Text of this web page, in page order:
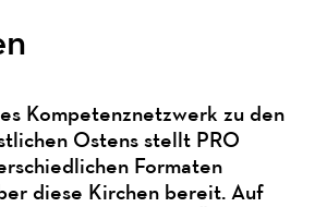
Kompetenznetzwerk zu den
Ostens stellt PRO
Formaten
diese Kirchen bereit. Auf